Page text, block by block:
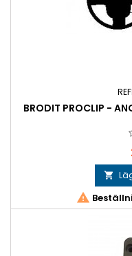
BRODIT PROCLIP -

